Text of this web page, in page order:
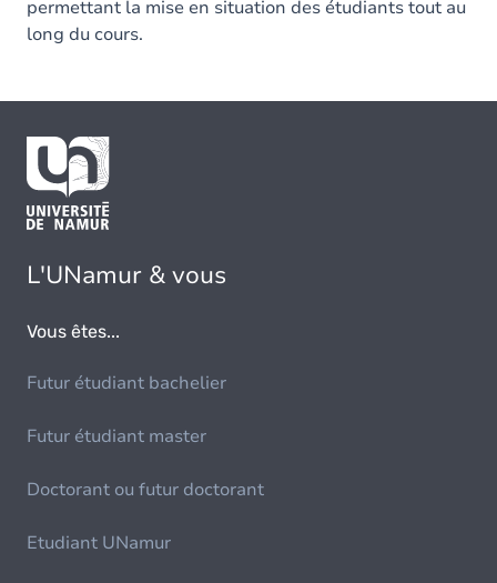
permettant la mise en situation des étudiants tout au
long du cours.
L'UNamur & vous
Vous êtes...
Futur étudiant bachelier
Futur étudiant master
Doctorant ou futur doctorant
Etudiant UNamur